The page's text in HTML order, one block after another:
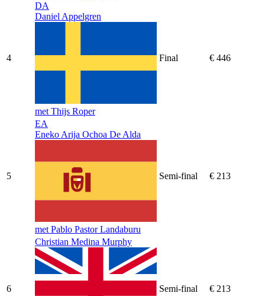
4
DA
Daniel Appelgren
met Thijs Roper
Final € 446
5
EA
Eneko Arija Ochoa De Alda
met Pablo Pastor Landaburu
Semi-final € 213
6
Christian Medina Murphy
Semi-final € 213